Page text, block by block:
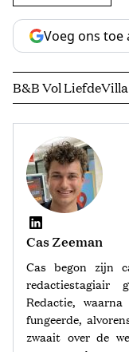
Voeg ons
B&B Vol LiefdeVilla
Cas Zeeman
Cas begon zijn
redactiestagiair
Redactie,
fungeerde,
zwaait over de